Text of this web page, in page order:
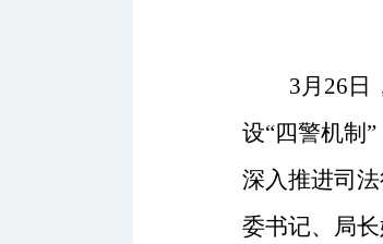
3月26日
设“四警机制
深入推进司
委书记、局